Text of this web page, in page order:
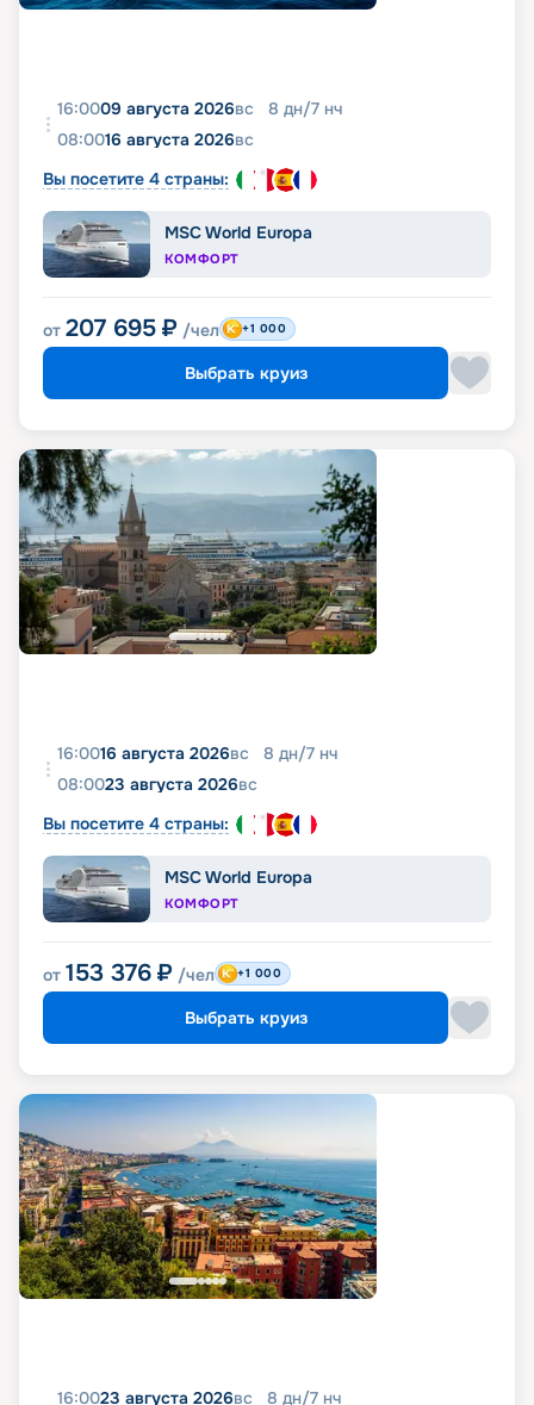
16:0009 августа 2026вс 8 дн/7 нч
08:0016 августа 2026вс
Вы посетите 4 страны:
MSC World Europa
КОМФОРТ
от 207 695 ₽ /чел +1 000
Выбрать круиз
16:0016 августа 2026вс 8 дн/7 нч
08:0023 августа 2026вс
Вы посетите 4 страны:
MSC World Europa
КОМФОРТ
от 153 376 ₽ /чел +1 000
Выбрать круиз
16:0023 августа 2026вс 8 дн/7 нч